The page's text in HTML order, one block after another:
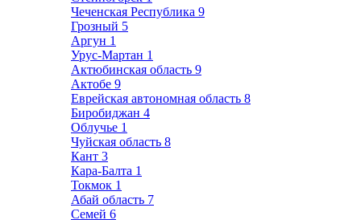
Чеченская Республика 9
Грозный 5
Аргун 1
Урус-Мартан 1
Актюбинская область 9
Актобе 9
Еврейская автономная область 8
Биробиджан 4
Облучье 1
Чуйская область 8
Кант 3
Кара-Балта 1
Токмок 1
Абай область 7
Семей 6